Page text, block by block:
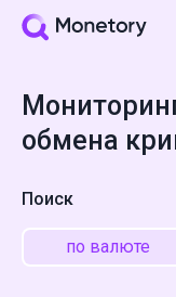
обмена
Поиск
по валюте